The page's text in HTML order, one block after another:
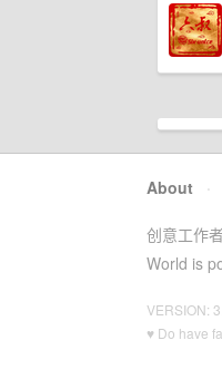
About ·
创意工作
World is
VERSION:
♥ Do have